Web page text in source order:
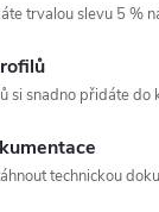
trvalou slevu 5 %
si snadno přidáte do
technickou